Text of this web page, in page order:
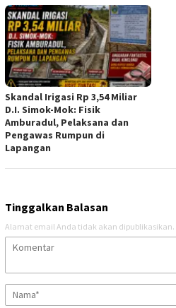
Skandal Irigasi Rp 3,54 Miliar
D.I. Simok-Mok: Fisik
Amburadul, Pelaksana dan
Pengawas Rumpun di
Lapangan
Tinggalkan Balasan
Alamat email Anda tidak akan dipublikasikan.